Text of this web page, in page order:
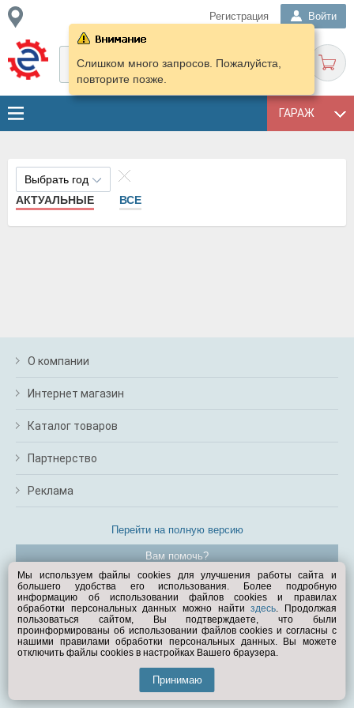
Регистрация Войти
ГАРАЖ
Слишком много запросов. Пожалуйста,
повторите позже.
Выбрать год
АКТУАЛЬНЫЕ
ВСЕ
О компании
Интернет магазин
Каталог товаров
Партнерство
Реклама
Перейти на полную версию
Вам помочь?
© Exist.ru 1998—2026
Мы используем файлы cookies для улучшения работы сайта и
большего удобства его использования. Более подробную
информацию об использовании файлов cookies и правилах
обработки персональных данных можно найтиздесь. Продолжая
пользоваться сайтом, Вы подтверждаете, что были
проинформированы об использовании файлов cookies и согласны с
нашими правилами обработки персональных данных. Вы можете
отключить файлы cookies в настройках Вашего браузера.
Принимаю